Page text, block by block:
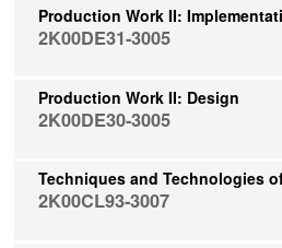
Production Work II:
2K00DE31-3005
Production Work II: Design
2K00DE30-3005
Techniques and Technologies
2K00CL93-3007